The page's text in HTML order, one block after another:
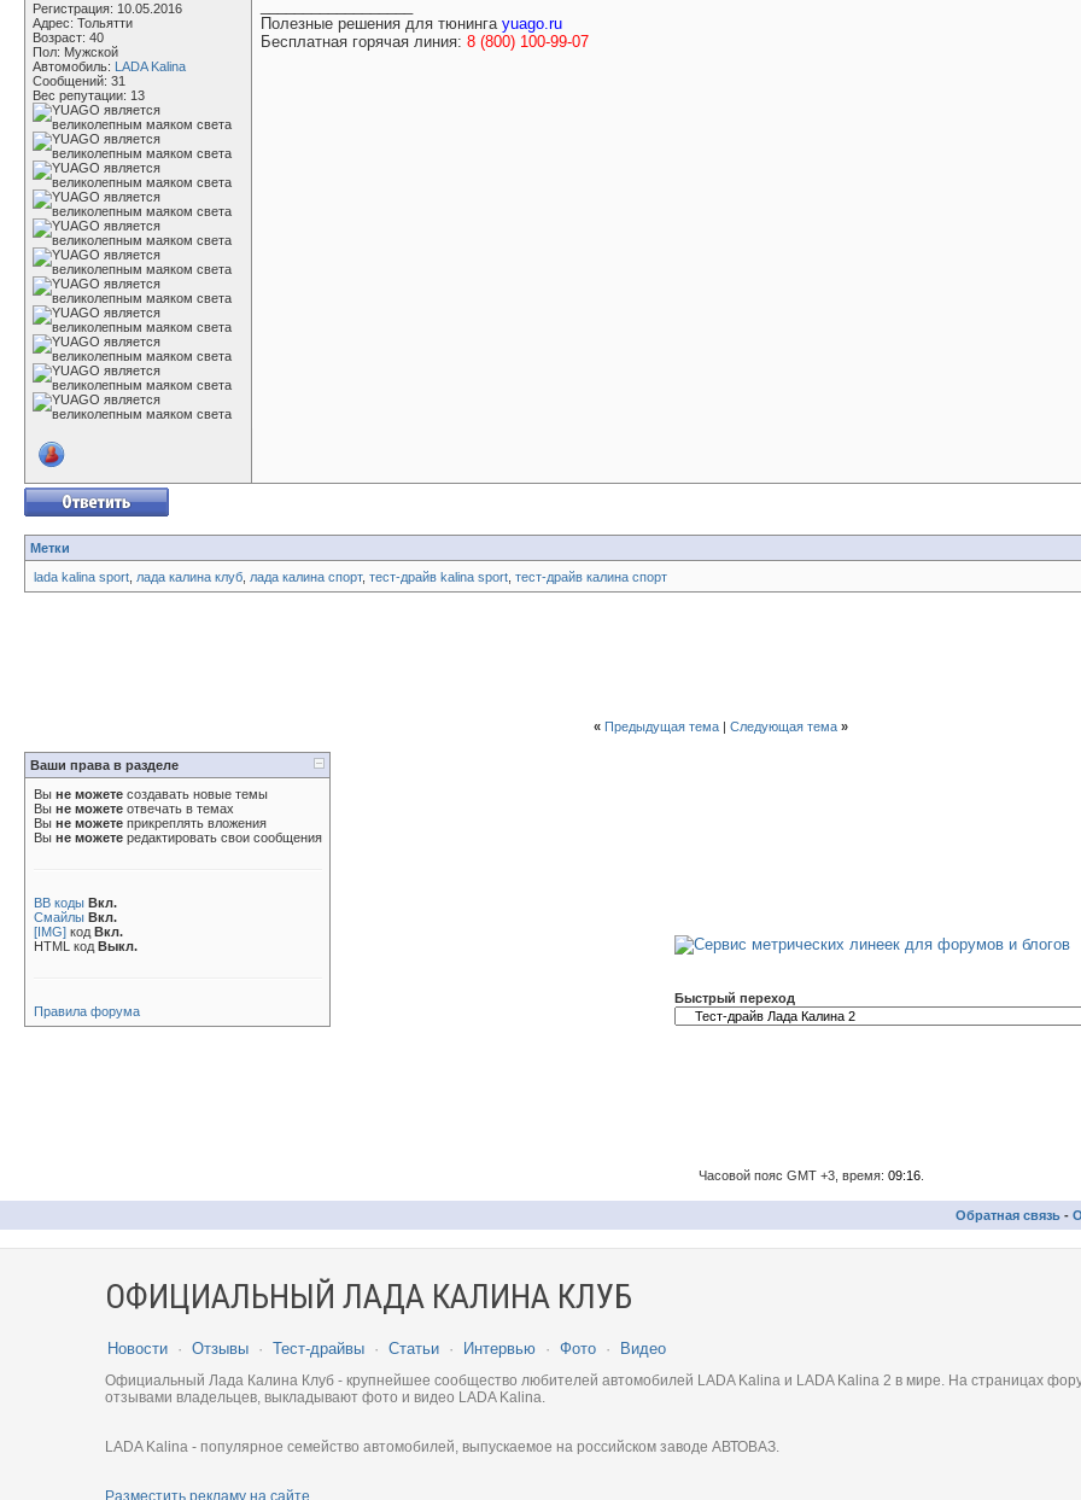
Регистрация: 10.05.2016
Адрес: Тольятти
Возраст: 40
Пол: Мужской
Автомобиль: LADA Kalina
Сообщений: 31
Вес репутации: 13
Полезные решения для тюнинга yuago.ru
Бесплатная горячая линия: 8 (800) 100-99-07
Метки
lada kalina sport лада калина клуб лада калина спорт, тест-драйв kalina sport тест-драйв калина спорт
« Предыдущая тема| Следующая тема »
Ваши права в разделе
Вы не можете создавать новые темы
Вы не можете отвечать в темах
Вы не можете прикреплять вложения
Вы не можете редактировать свои сообщения
BB коды Вкл.
Смайлы Вкл.
[IMG] код Вкл.
HTML код Выкл.
Правила форума
Быстрый переход
Часовой пояс GMT +3, время: 09:16.
Обратная связь -
ОФИЦИАЛЬНЫЙ ЛАДА КАЛИНА КЛУБ
Новости · Отзывы · Тест-драйвы · Статьи · Интервью · Фото · Видео
Официальный Лада Калина Клуб - крупнейшее сообщество любителей автомобилей LADA Kalina и LADA Kalina 2 в мире. На страницах
отзывами владельцев, выкладывают фото и видео LADA Kalina.
LADA Kalina - популярное семейство автомобилей, выпускаемое на российском заводе АВТОВАЗ.
Разместить рекламу на сайте